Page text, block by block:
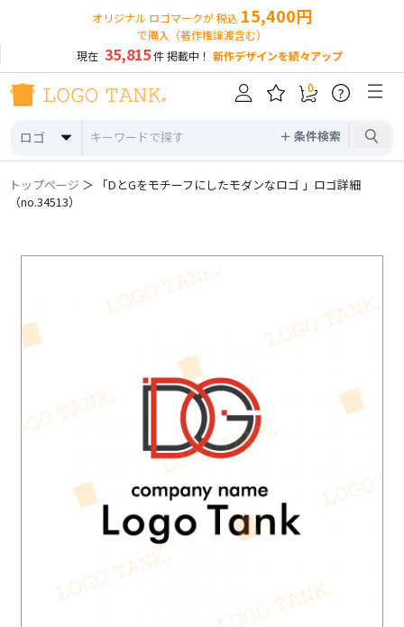
オリジナル ロゴマークが 税込 15,400円
で購入（著作権譲渡含む）
現在 35,815件 掲載中！ 新作デザインを続々アップ
ロゴ ＋ 条件検索
0 ?
トップページ ＞ 「DとGをモチーフにしたモダンなロゴ 」ロゴ詳細
（no.34513）